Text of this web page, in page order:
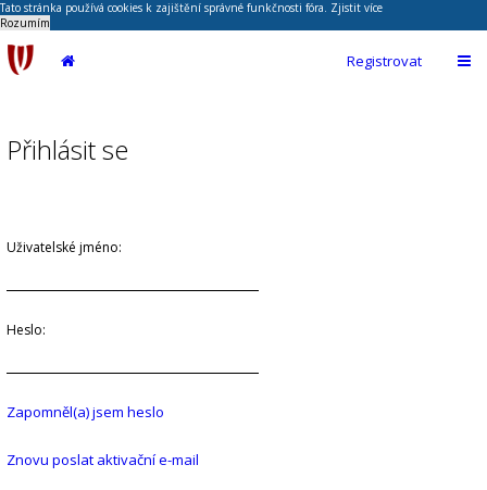
Tato stránka používá cookies k zajištění správné funkčnosti fóra. Zjistit více
Rozumím
Registrovat
Přihlásit se
Uživatelské jméno:
Heslo:
Zapomněl(a) jsem heslo
Znovu poslat aktivační e-mail